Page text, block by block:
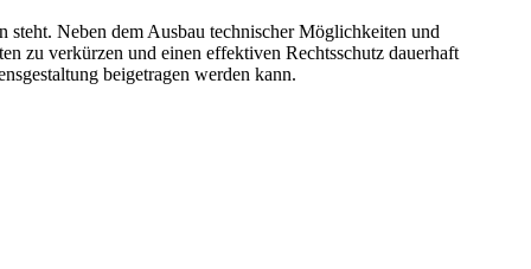
Neben dem Ausbau technischer Möglichkeiten und
zu verkürzen und einen effektiven Rechtsschutz dauerhaft
beigetragen werden kann.